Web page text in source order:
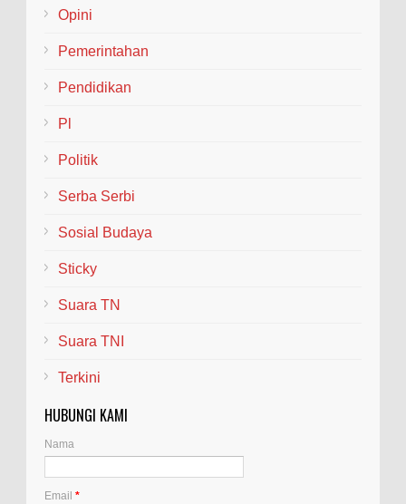
Opini
Pemerintahan
Pendidikan
Pl
Politik
Serba Serbi
Sosial Budaya
Sticky
Suara TN
Suara TNI
Terkini
HUBUNGI KAMI
Nama
Email *